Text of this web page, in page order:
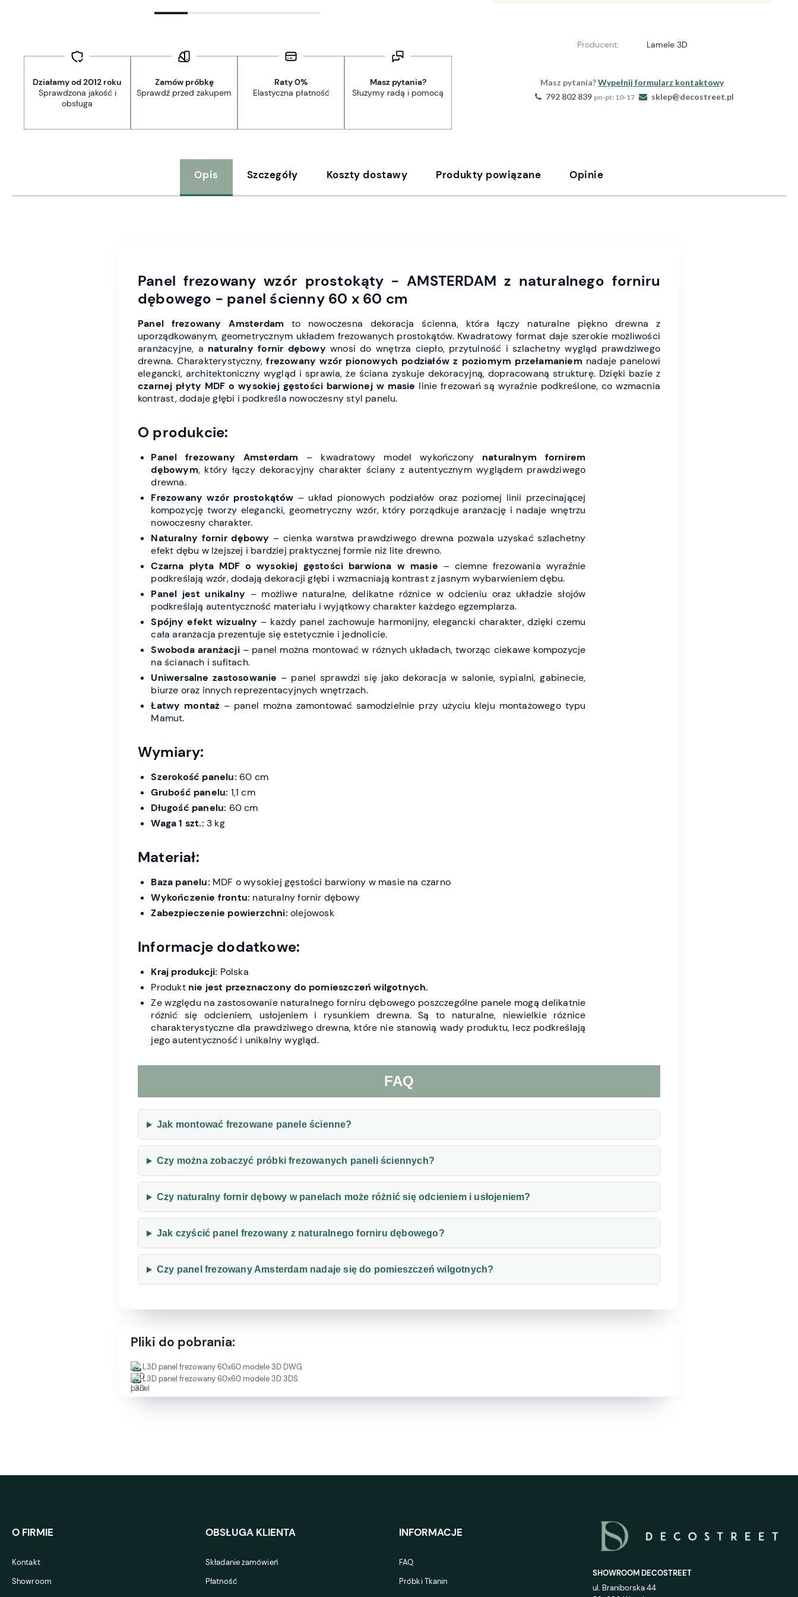
Działamy od 2012 roku
Sprawdzona jakość i
obsługa
Zamów próbkę
Sprawdź przed zakupem
Raty 0%
Elastyczna płatność
Masz pytania?
Służymy radą i pomocą
Producent: Lamele 3D
Masz pytania?Wypełnij formularz kontaktowy
792 802 839 pn-pt: 10-17 sklep@decostreet.pl
Opis Szczegóły Koszty dostawy Produkty powiązane Opinie
Panel frezowany wzór prostokąty - AMSTERDAM z naturalnego forniru
dębowego - panel ścienny 60 x 60 cm
Panel frezowany Amsterdam to nowoczesna dekoracja ścienna, która łączy naturalne piękno drewna z
uporządkowanym, geometrycznym układem frezowanych prostokątów. Kwadratowy format daje szerokie możliwości
aranżacyjne, a naturalny fornir dębowy wnosi do wnętrza ciepło, przytulność i szlachetny wygląd prawdziwego
drewna. Charakterystyczny,frezowany wzór pionowych podziałów z poziomym przełamaniem nadaje panelowi
elegancki, architektoniczny wygląd i sprawia, że ściana zyskuje dekoracyjną, dopracowaną strukturę. Dzięki bazie z
czarnej płyty MDF o wysokiej gęstości barwionej w masie linie frezowań są wyraźnie podkreślone, co wzmacnia
kontrast, dodaje głębi i podkreśla nowoczesny styl panelu.
O produkcie:
Panel frezowany Amsterdam – kwadratowy model wykończony naturalnym fornirem
dębowym, który łączy dekoracyjny charakter ściany z autentycznym wyglądem prawdziwego
drewna.
Frezowany wzór prostokątów – układ pionowych podziałów oraz poziomej linii przecinającej
kompozycję tworzy elegancki, geometryczny wzór, który porządkuje aranżację i nadaje wnętrzu
nowoczesny charakter.
Naturalny fornir dębowy – cienka warstwa prawdziwego drewna pozwala uzyskać szlachetny
efekt dębu w lżejszej i bardziej praktycznej formie niż lite drewno.
Czarna płyta MDF o wysokiej gęstości barwiona w masie – ciemne frezowania wyraźnie
podkreślają wzór, dodają dekoracji głębi i wzmacniają kontrast z jasnym wybarwieniem dębu.
Panel jest unikalny – możliwe naturalne, delikatne różnice w odcieniu oraz układzie słojów
podkreślają autentyczność materiału i wyjątkowy charakter każdego egzemplarza.
Spójny efekt wizualny – każdy panel zachowuje harmonijny, elegancki charakter, dzięki czemu
cała aranżacja prezentuje się estetycznie i jednolicie.
Swoboda aranżacji– panel można montować w różnych układach, tworząc ciekawe kompozycje
na ścianach i sufitach.
Uniwersalne zastosowanie – panel sprawdzi się jako dekoracja w salonie, sypialni, gabinecie,
biurze oraz innych reprezentacyjnych wnętrzach.
Łatwy montaż – panel można zamontować samodzielnie przy użyciu kleju montażowego typu
Mamut.
Wymiary:
Szerokość panelu: 60 cm
Grubość panelu: 1,1 cm
Długość panelu: 60 cm
Waga 1 szt.: 3 kg
Materiał:
Baza panelu: MDF o wysokiej gęstości barwiony w masie na czarno
Wykończenie frontu: naturalny fornir dębowy
Zabezpieczenie powierzchni: olejowosk
Informacje dodatkowe:
Kraj produkcji: Polska
Produkt nie jest przeznaczony do pomieszczeń wilgotnych.
Ze względu na zastosowanie naturalnego forniru dębowego poszczególne panele mogą delikatnie
różnić się odcieniem, usłojeniem i rysunkiem drewna. Są to naturalne, niewielkie różnice
charakterystyczne dla prawdziwego drewna, które nie stanowią wady produktu, lecz podkreślają
jego autentyczność i unikalny wygląd.
FAQ
Jak montować frezowane panele ścienne?
Czy można zobaczyć próbki frezowanych paneli ściennych?
Czy naturalny fornir dębowy w panelach może różnić się odcieniem i usłojeniem?
Jak czyścić panel frezowany z naturalnego forniru dębowego?
Czy panel frezowany Amsterdam nadaje się do pomieszczeń wilgotnych?
Pliki do pobrania:
L3D panel frezowany 60x60 modele 3D DWG
L3D panel frezowany 60x60 modele 3D 3DS
O FIRMIE
Kontakt
Showroom
OBSŁUGA KLIENTA
Składanie zamówień
Płatność
INFORMACJE
FAQ
Próbki Tkanin
SHOWROOM DECOSTREET
ul. Braniborska 44